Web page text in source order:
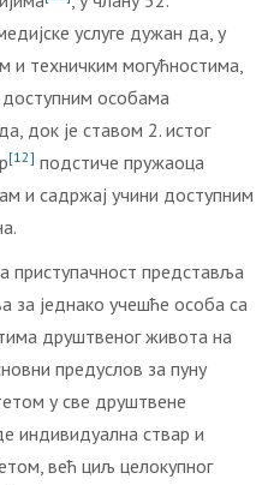
услуге дужан да, у
и техничким могућностима,
доступним особама
док је ставом 2. истог
[12] подстиче пружаоца
и садржај учини доступним
приступачност представља
за једнако учешће особа са
друштвеног живота на
предуслов за пуну
у све друштвене
индивидуална ствар и
већ циљ целокупног